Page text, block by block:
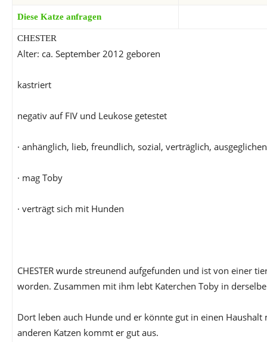
Diese Katze anfragen
CHESTER
Alter: ca. September 2012 geboren
kastriert
negativ auf FIV und Leukose getestet
· anhänglich, lieb, freundlich, sozial, verträglich,
· mag Toby
· verträgt sich mit Hunden
CHESTER wurde streunend aufgefunden und ist von einer
worden. Zusammen mit ihm lebt Katerchen Toby in
Dort leben auch Hunde und er könnte gut in einen
anderen Katzen kommt er gut aus.